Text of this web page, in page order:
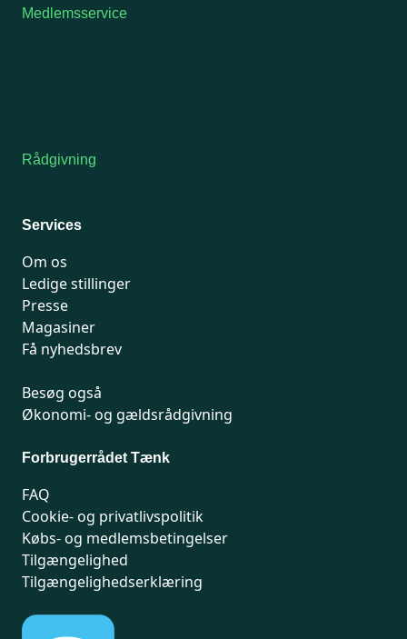
Medlemsservice
Rådgivning
Services
Om os
Ledige stillinger
Presse
Magasiner
Få nyhedsbrev
Besøg også
Økonomi- og gældsrådgivning
Forbrugerrådet Tænk
FAQ
Cookie- og privatlivspolitik
Købs- og medlemsbetingelser
Tilgængelighed
Tilgængelighedserklæring